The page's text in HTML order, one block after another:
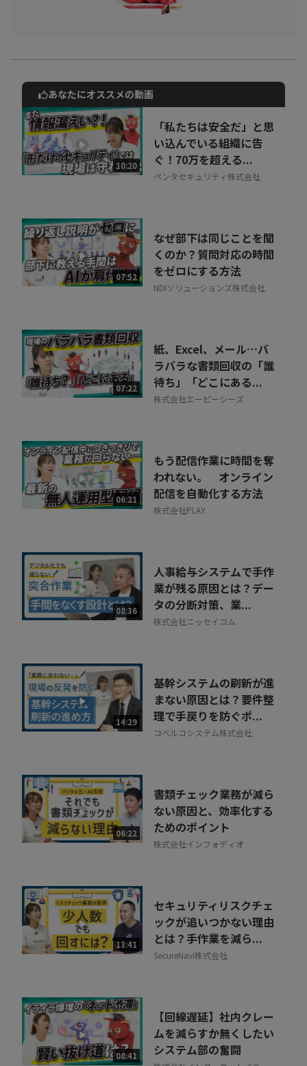
動画でご紹介しているサービスについて
お気軽にご相談・ご質問いただけます！
30秒でお申し込み可能
相談を希望する 無料
あなたにオススメの動画
10:20
「私たちは安全だ」と思
い込んでいる組織に告
ぐ！70万を超える...
ペンタセキュリティ株式会社
07:52
なぜ部下は同じことを聞
くのか？質問対応の時間
をゼロにする方法
NDIソリューションズ株式会社
07:22
紙、Excel、メール…バ
ラバラな書類回収の「誰
待ち」「どこにある...
株式会社エーピーシーズ
06:21
もう配信作業に時間を奪
われない。 オンライン
配信を自動化する方法
株式会社PLAY
08:36
人事給与システムで手作
業が残る原因とは？デー
タの分断対策、業...
株式会社ニッセイコム
14:29
基幹システムの刷新が進
まない原因とは？要件整
理で手戻りを防ぐポ...
コベルコシステム株式会社
06:22
書類チェック業務が減ら
ない原因と、効率化する
ためのポイント
株式会社インフォディオ
13:41
セキュリティリスクチェ
ックが追いつかない理由
とは？手作業を減ら...
SecureNavi株式会社
08:41
【回線遅延】社内クレー
ムを減らすか無くしたい
システム部の奮闘